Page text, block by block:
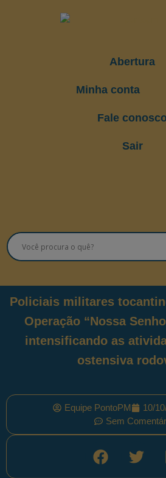
Abertura
Minha conta
Fale
Sair
Policiais militares
Operação “Nossa
intensificando as
ostensiva
Equipe PontoPM 10/
Sem